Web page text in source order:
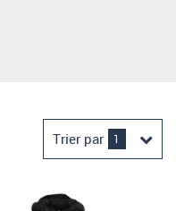
Trier par 1